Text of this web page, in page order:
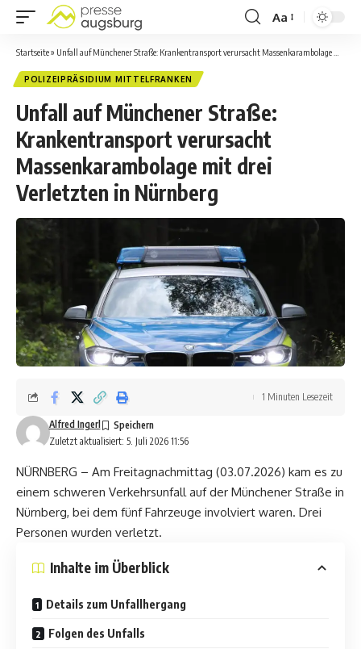
Aa
Startseite» Unfall auf Münchener Straße: Krankentransport verursacht Massenkarambolage mit drei Verletzten in Nürnberg
POLIZEIPRÄSIDIUM MITTELFRANKEN
Unfall auf Münchener Straße:
Krankentransport verursacht
Massenkarambolage mit drei
Verletzten in Nürnberg
Zuletzt aktualisiert: 5. Juli 2026 11:56
Alfred Ingerl
1 Minuten Lesezeit
NÜRNBERG – Am Freitagnachmittag (03.07.2026) kam es zu
einem schweren Verkehrsunfall auf der Münchener Straße in
Nürnberg, bei dem fünf Fahrzeuge involviert waren. Drei
Personen wurden verletzt.
Inhalte im Überblick
Details zum Unfallhergang
Folgen des Unfalls